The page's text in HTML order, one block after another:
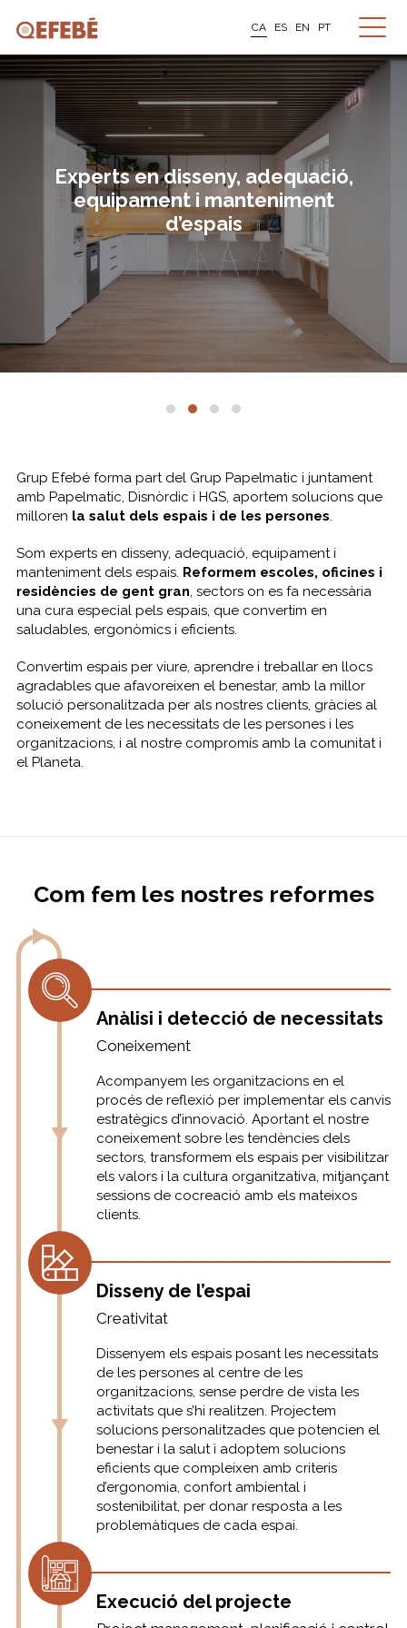
CA ES EN PT
Experts en disseny, adequació,
equipament i manteniment
d’espais
Grup Efebé forma part del Grup Papelmatic i juntament
amb Papelmatic, Disnòrdic i HGS, aportem solucions que
milloren la salut dels espais i de les persones.
Som experts en disseny, adequació, equipament i
manteniment dels espais. Reformem escoles, oficines i
residències de gent gran, sectors on es fa necessària
una cura especial pels espais, que convertim en
saludables, ergonòmics i eficients.
Convertim espais per viure, aprendre i treballar en llocs
agradables que afavoreixen el benestar, amb la millor
solució personalitzada per als nostres clients, gràcies al
coneixement de les necessitats de les persones i les
organitzacions, i al nostre compromís amb la comunitat i
el Planeta.
Com fem les nostres reformes
Anàlisi i detecció de necessitats
Coneixement
Acompanyem les organitzacions en el
procés de reflexió per implementar els canvis
estratègics d’innovació. Aportant el nostre
coneixement sobre les tendències dels
sectors, transformem els espais per visibilitzar
els valors i la cultura organitzativa, mitjançant
sessions de cocreació amb els mateixos
clients.
Disseny de l’espai
Creativitat
Dissenyem els espais posant les necessitats
de les persones al centre de les
organitzacions, sense perdre de vista les
activitats que s’hi realitzen. Projectem
solucions personalitzades que potencien el
benestar i la salut i adoptem solucions
eficients que compleixen amb criteris
d’ergonomia, confort ambiental i
sostenibilitat, per donar resposta a les
problemàtiques de cada espai.
Execució del projecte